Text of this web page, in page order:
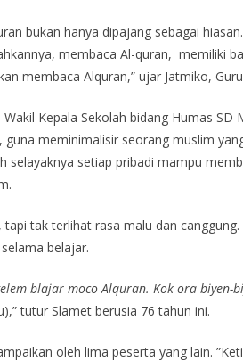
bukan hanya dipajang sebagai
membaca Al-quran, memiliki
membaca Alquran,” ujar Jatmiko,
Kepala Sekolah bidang Humas
meminimalisir seorang muslim
selayaknya setiap pribadi mampu
tak terlihat rasa malu dan
belajar.
blajar moco Alquran. Kok ora biyen-
tutur Slamet berusia 76 tahun ini.
oleh lima peserta yang lain.